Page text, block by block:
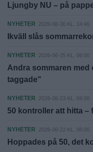
Ljungby NU – på
NYHETER 2026-06-30 KL. 14:46
Ikväll slås
NYHETER 2026-06-25 KL. 06:00
Andra sommaren
taggade"
NYHETER 2026-06-23 KL. 06:00
50 kontroller att hitta –
NYHETER 2026-06-22 KL. 06:00
Hoppades på 50, det